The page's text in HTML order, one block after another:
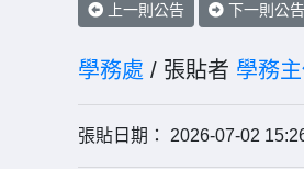
上一則公告 下一則公告
學務處 / 張貼者 學務
張貼日期： 2026-07-02